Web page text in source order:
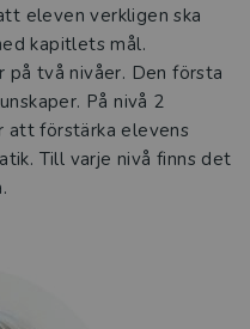
eleven verkligen ska
kapitlets mål.
två nivåer. Den första
På nivå 2
att förstärka elevens
Till varje nivå finns det